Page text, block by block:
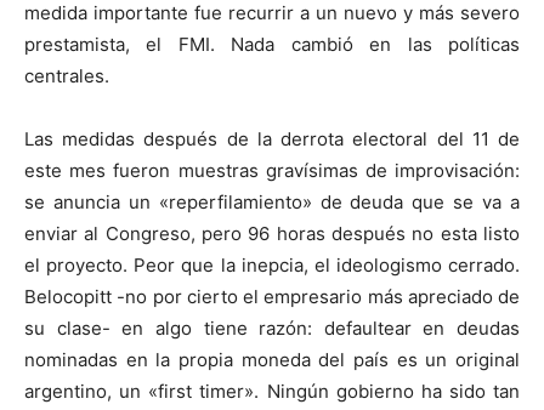
medida importante fue recurrir a un nuevo y más severo
prestamista, el FMI. Nada cambió en las políticas
centrales.
Las medidas después de la derrota electoral del 11 de
este mes fueron muestras gravísimas de improvisación:
se anuncia un «reperfilamiento» de deuda que se va a
enviar al Congreso, pero 96 horas después no esta listo
el proyecto. Peor que la inepcia, el ideologismo cerrado.
Belocopitt -no por cierto el empresario más apreciado de
su clase- en algo tiene razón: defaultear en deudas
nominadas en la propia moneda del país es un original
argentino, un «first timer». Ningún gobierno ha sido tan